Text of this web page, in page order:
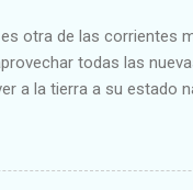
otra de las corrientes
todas las
a la tierra a su estado